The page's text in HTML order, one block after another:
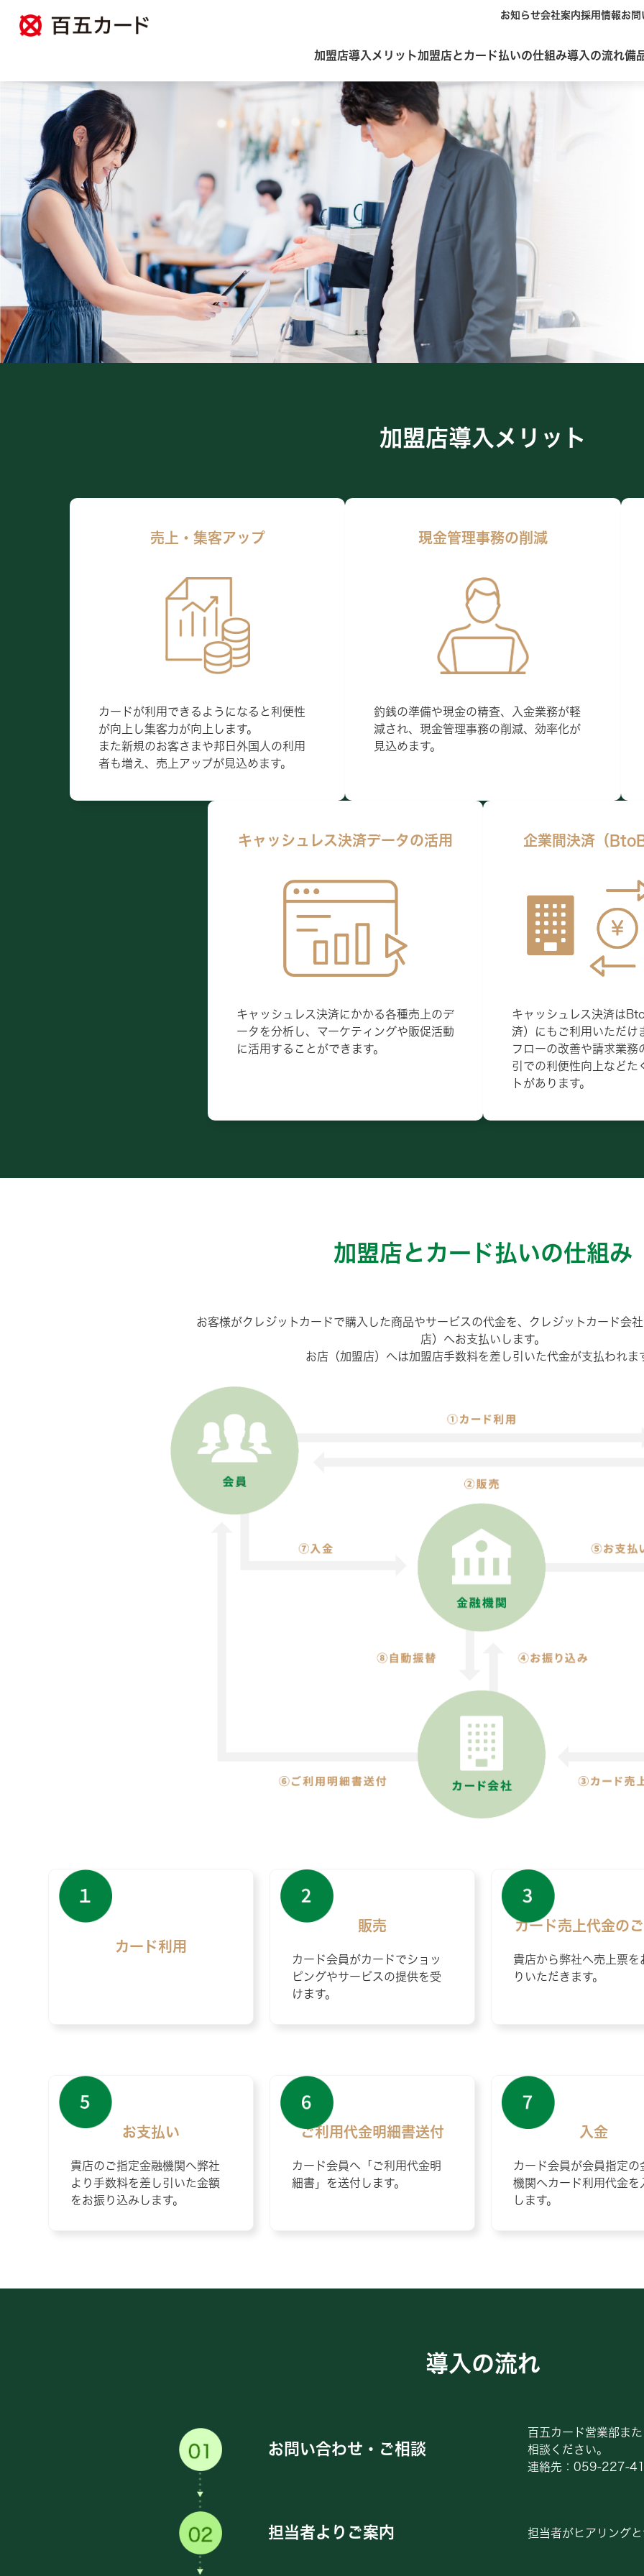
お知らせ会社案内採用情報お問
加盟店導入メリット加盟店とカード払いの仕組み導入の流れ備
個人のお客様
キャンペーン
カード一覧
カードのサービス
よくある質問
法人のお客様 加盟店のお客様
お知らせ
個人のお客様
キャンペーン
カード一覧
カードのサービス
よくある質問
法人のお客様 加盟店のお客様
お知らせ
加盟店導入メリット
売上・集客アップ
カードが利用できるようになると利便性
が向上し集客力が向上します。
また新規のお客さまや邦日外国人の利用
者も増え、売上アップが見込めます。
現金管理事務の削減
釣銭の準備や現金の精査、入金業務が軽
減され、現金管理事務の削減、効率化が
見込めます。
キャッシュレス決済データの活用
キャッシュレス決済にかかる各種売上のデ
ータを分析し、マーケティングや販促活動
に活用することができます。
企業間決済（
キャッシュレス決済は
済）にもご利用いただけ
フローの改善や請求業務
引での利便性向上などた
トがあります。
加盟店とカード払いの仕組み
お客様がクレジットカードで購入した商品やサービスの代金を、クレジットカード会
店）へお支払いします。
お店（加盟店）へは加盟店手数料を差し引いた代金が支払われま
カード利用
販売
カード会員がカードでショッ
ピングやサービスの提供を受
けます。
カード売上代金の
貴店から弊社へ売上票を
りいただきます。
お支払い
貴店のご指定金融機関へ弊社
より手数料を差し引いた金額
をお振り込みします。
ご利用代金明細書送付
カード会員へ「ご利用代金明
細書」を送付します。
入金
カード会員が会員指定の
機関へカード利用代金を
します。
導入の流れ
お問い合わせ・ご相談
百五カード営業部ま
相談ください。
連絡先：059-227-
担当者よりご案内 担当者がヒアリング